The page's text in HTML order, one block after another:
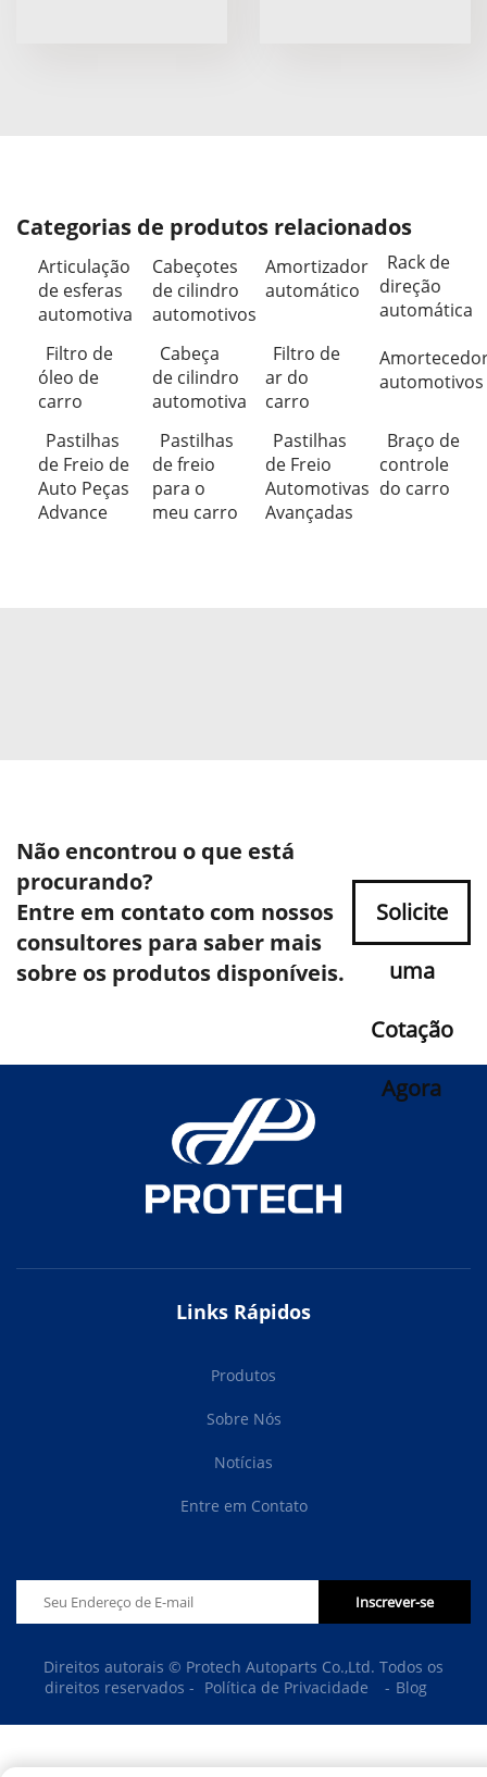
Categorias de produtos relacionados
Articulação
de esferas
automotiva
Cabeçotes
de cilindro
automotivos
Amortizador
automático
Rack de
direção
automática
Filtro de
óleo de
carro
Cabeça
de cilindro
automotiva
Filtro de
ar do
carro
automotivos
Pastilhas
de Freio de
Auto Peças
Advance
Pastilhas
de freio
para o
meu carro
Pastilhas
de Freio
Automotivas
Avançadas
Braço de
controle
do carro
Não encontrou o que está
procurando?
Entre em contato com nossos
consultores para saber mais
sobre os produtos disponíveis.
Solicite
uma
Cotação
Agora
Links Rápidos
Produtos
Sobre Nós
Notícias
Entre em Contato
Inscrever-se
Direitos autorais © Protech Autoparts Co.,Ltd. Todos os
direitos reservados - Política de Privacidade - Blog